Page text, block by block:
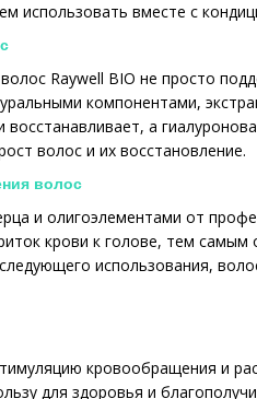
вместе с
Raywell BIO не просто
компонентами,
а
волос и их восстановление.
волос
и олигоэлементами от
крови к голове, тем самым
использования,
кровообращения и
для здоровья и